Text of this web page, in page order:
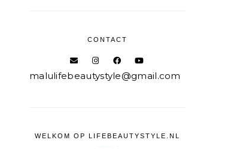
CONTACT
malulifebeautystyle@gmail.com
WELKOM OP LIFEBEAUTYSTYLE.NL